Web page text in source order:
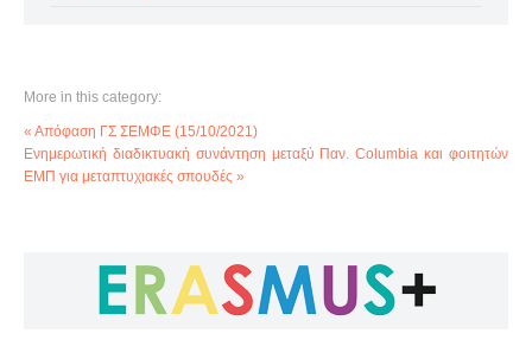
More in this category:
« Απόφαση ΓΣ ΣΕΜΦΕ (15/10/2021)
Ενημερωτική διαδικτυακή συνάντηση μεταξύ Παν. Columbia και φοιτητών
ΕΜΠ για μεταπτυχιακές σπουδές »